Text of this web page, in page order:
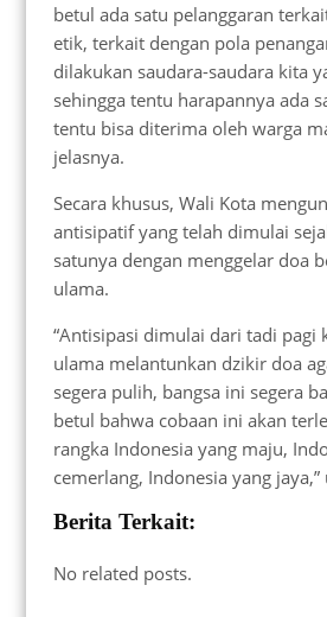
betul ada satu pelanggaran
etik, terkait dengan pola
dilakukan saudara-saudara kita
sehingga tentu harapannya ada
tentu bisa diterima oleh warga
jelasnya.
Secara khusus, Wali Kota
antisipatif yang telah dimulai
satunya dengan menggelar doa
ulama.
“Antisipasi dimulai dari tadi pagi
ulama melantunkan dzikir doa
segera pulih, bangsa ini segera
betul bahwa cobaan ini akan
rangka Indonesia yang maju,
cemerlang, Indonesia yang
Berita Terkait:
No related posts.